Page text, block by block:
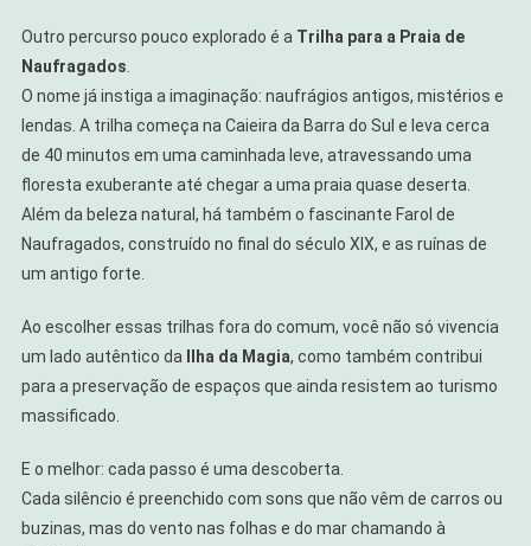
Outro percurso pouco explorado é a Trilha para a Praia de
Naufragados
O nome já instiga a imaginação: naufrágios antigos, mistérios e
lendas. A trilha começa na Caieira da Barra do Sul e leva cerca
de 40 minutos em uma caminhada leve, atravessando uma
floresta exuberante até chegar a uma praia quase deserta.
Além da beleza natural, há também o fascinante Farol de
Naufragados, construído no final do século XIX, e as ruínas de
um antigo forte.
Ao escolher essas trilhas fora do comum, você não só vivencia
um lado autêntico da
Ilha da Magia, como também contribui
para a preservação de espaços que ainda resistem ao turismo
massificado.
E o melhor: cada passo é uma descoberta.
Cada silêncio é preenchido com sons que não vêm de carros ou
buzinas, mas do vento nas folhas e do mar chamando à